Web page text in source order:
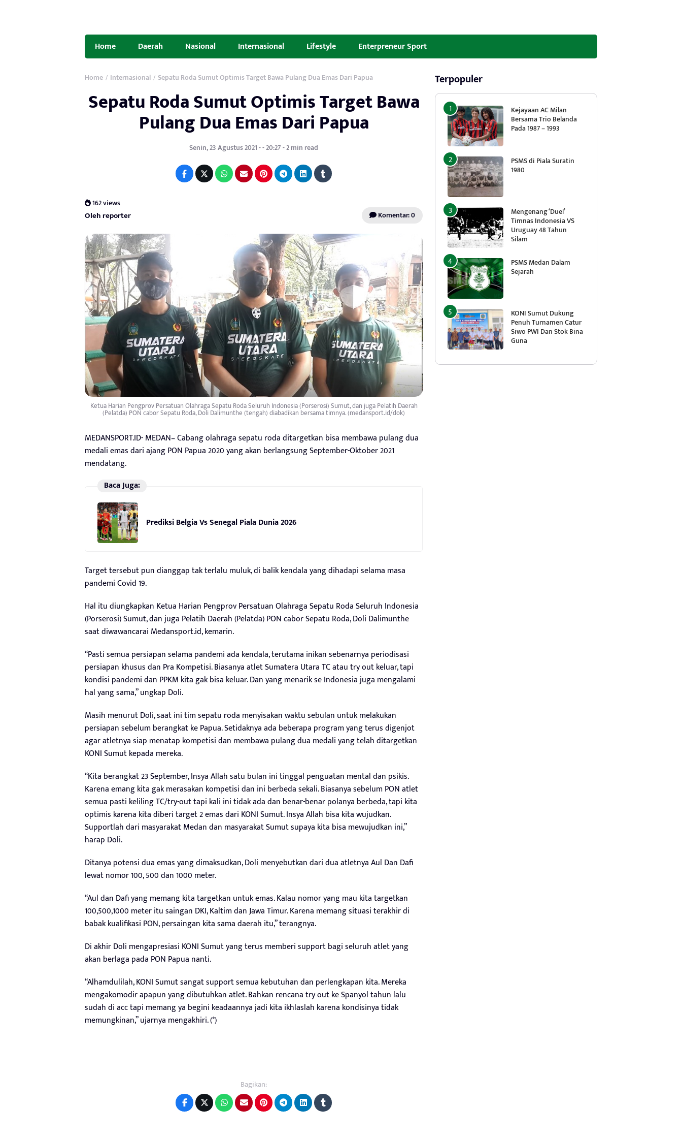
Home Daerah Nasional Internasional Lifestyle Enterpreneur Sport
Home / Internasional / Sepatu Roda Sumut Optimis Target Bawa Pulang Dua Emas Dari Papua
Sepatu Roda Sumut Optimis Target Bawa
Pulang Dua Emas Dari Papua
Senin, 23 Agustus 2021 - - 20:27 - 2 min read
162 views
Oleh reporter Komentar: 0
Ketua Harian Pengprov Persatuan Olahraga Sepatu Roda Seluruh Indonesia (Porserosi) Sumut, dan juga Pelatih Daerah
(Pelatda) PON cabor Sepatu Roda, Doli Dalimunthe (tengah) diabadikan bersama timnya. (medansport.id/dok)
MEDANSPORT.ID- MEDAN– Cabang olahraga sepatu roda ditargetkan bisa membawa pulang dua
medali emas dari ajang PON Papua 2020 yang akan berlangsung September-Oktober 2021
mendatang.
Baca Juga:
Prediksi Belgia Vs Senegal Piala Dunia 2026
Target tersebut pun dianggap tak terlalu muluk, di balik kendala yang dihadapi selama masa
pandemi Covid 19.
Hal itu diungkapkan Ketua Harian Pengprov Persatuan Olahraga Sepatu Roda Seluruh Indonesia
(Porserosi) Sumut, dan juga Pelatih Daerah (Pelatda) PON cabor Sepatu Roda, Doli Dalimunthe
saat diwawancarai Medansport.id, kemarin.
“Pasti semua persiapan selama pandemi ada kendala, terutama inikan sebenarnya periodisasi
persiapan khusus dan Pra Kompetisi. Biasanya atlet Sumatera Utara TC atau try out keluar, tapi
kondisi pandemi dan PPKM kita gak bisa keluar. Dan yang menarik se Indonesia juga mengalami
hal yang sama,” ungkap Doli.
Masih menurut Doli, saat ini tim sepatu roda menyisakan waktu sebulan untuk melakukan
persiapan sebelum berangkat ke Papua. Setidaknya ada beberapa program yang terus digenjot
agar atletnya siap menatap kompetisi dan membawa pulang dua medali yang telah ditargetkan
KONI Sumut kepada mereka.
“Kita berangkat 23 September, Insya Allah satu bulan ini tinggal penguatan mental dan psikis.
Karena emang kita gak merasakan kompetisi dan ini berbeda sekali. Biasanya sebelum PON atlet
semua pasti keliling TC/try-out tapi kali ini tidak ada dan benar-benar polanya berbeda, tapi kita
optimis karena kita diberi target 2 emas dari KONI Sumut. Insya Allah bisa kita wujudkan.
Supportlah dari masyarakat Medan dan masyarakat Sumut supaya kita bisa mewujudkan ini,”
harap Doli.
Ditanya potensi dua emas yang dimaksudkan, Doli menyebutkan dari dua atletnya Aul Dan Dafi
lewat nomor 100, 500 dan 1000 meter.
“Aul dan Dafi yang memang kita targetkan untuk emas. Kalau nomor yang mau kita targetkan
100,500,1000 meter itu saingan DKI, Kaltim dan Jawa Timur. Karena memang situasi terakhir di
babak kualifikasi PON, persaingan kita sama daerah itu,” terangnya.
Di akhir Doli mengapresiasi KONI Sumut yang terus memberi support bagi seluruh atlet yang
akan berlaga pada PON Papua nanti.
“Alhamdulilah, KONI Sumut sangat support semua kebutuhan dan perlengkapan kita. Mereka
mengakomodir apapun yang dibutuhkan atlet. Bahkan rencana try out ke Spanyol tahun lalu
sudah di acc tapi memang ya begini keadaannya jadi kita ikhlaslah karena kondisinya tidak
memungkinan,” ujarnya mengakhiri. (*)
Bagikan:
Terpopuler
Kejayaan AC Milan
Bersama Trio Belanda
Pada 1987 – 1993
PSMS di Piala Suratin
1980
Mengenang ‘Duel’
Timnas Indonesia VS
Uruguay 48 Tahun
Silam
PSMS Medan Dalam
Sejarah
KONI Sumut Dukung
Penuh Turnamen Catur
Siwo PWI Dan Stok Bina
Guna